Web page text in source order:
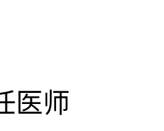
医师